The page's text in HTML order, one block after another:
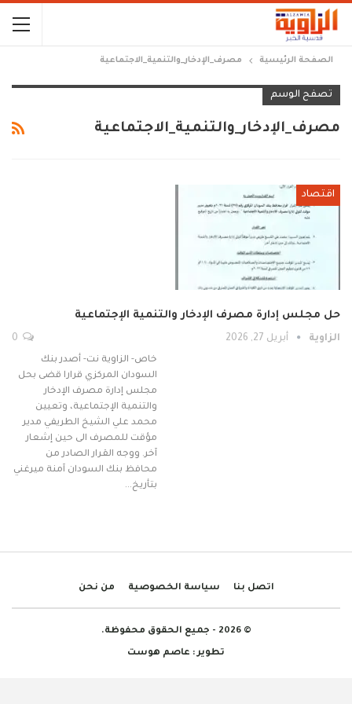
الصفحة الرئيسية مصرف_الإدخار_والتنمية_الاجتماعية
تصفح الوسم
مصرف_الإدخار_والتنمية_الاجتماعية
اقتصاد
حل مجلس إدارة مصرف الإدخار والتنمية الإجتماعية
الزاوية أبريل 27, 2026
خاص- الزاوية نت- أصدر بنك
السودان المركزي قرارا قضى بحل
مجلس إدارة مصرف الإدخار
والتنمية الإجتماعية، وتعيين
محمد علي الشيخ الطريفي مدير
مؤقت للمصرف الى حين إشعار
آخر. ووجه القرار الصادر من
محافظ بنك السودان آمنة ميرغني
بتأريخ…
اتصل بنا سياسة الخصوصية من نحن
© 2026 - جميع الحقوق محفوظة.
تطوير : عاصم هوست